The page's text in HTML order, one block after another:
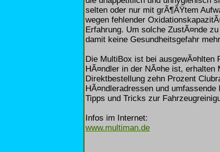
selten oder nur mit grÃ¶ÃŸtem
wegen fehlender
Erfahrung. Um solche ZustÃ¤nde
damit keine Gesundheitsgefahr
Die MultiBox ist bei ausgewÃ¤hlten
HÃ¤ndler in der NÃ¤he ist, erhalten
Direktbestellung zehn Prozent
HÃ¤ndleradressen und
Tipps und Tricks zur
Infos im Internet:
www.multiman.de